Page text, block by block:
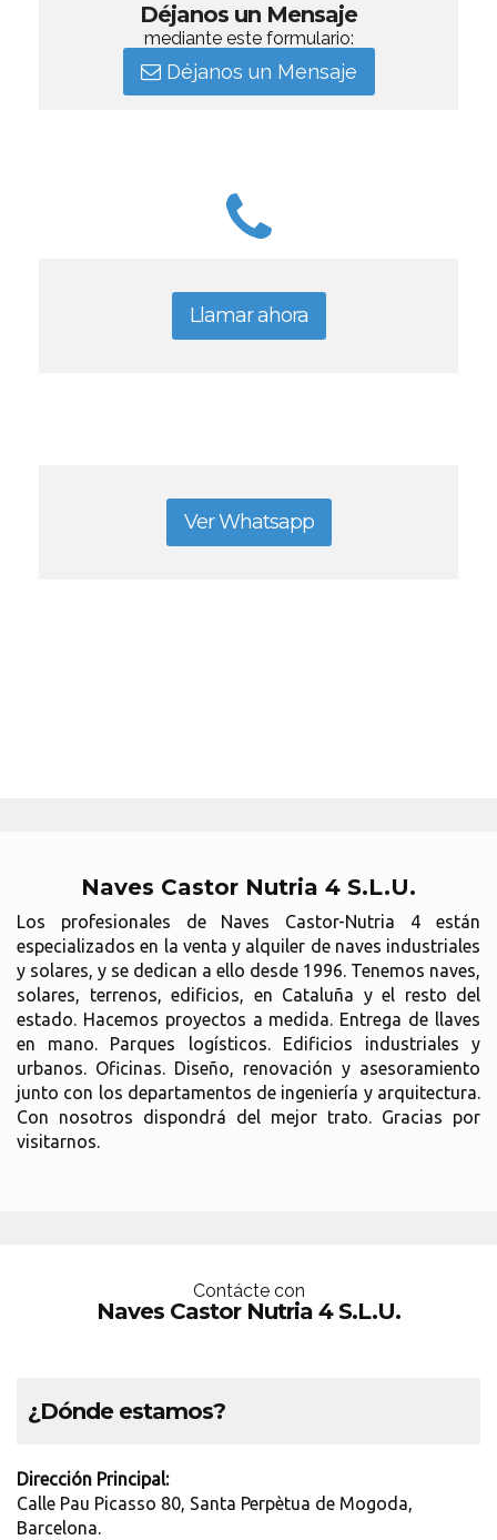
Déjanos un Mensaje
mediante este formulario:
Déjanos un Mensaje
Llamar ahora
Ver Whatsapp
Naves Castor Nutria 4 S.L.U.
Los profesionales de Naves Castor-Nutria 4 están
especializados en la venta y alquiler de naves industriales
y solares, y se dedican a ello desde 1996. Tenemos naves,
solares, terrenos, edificios, en Cataluña y el resto del
estado. Hacemos proyectos a medida. Entrega de llaves
en mano. Parques logísticos. Edificios industriales y
urbanos. Oficinas. Diseño, renovación y asesoramiento
junto con los departamentos de ingeniería y arquitectura.
Con nosotros dispondrá del mejor trato. Gracias por
visitarnos.
Contácte con
Naves Castor Nutria 4 S.L.U.
¿Dónde estamos?
Dirección Principal:
Calle Pau Picasso 80, Santa Perpètua de Mogoda,
Barcelona.